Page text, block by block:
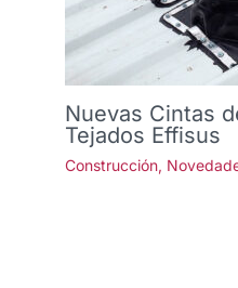
Nuevas Cintas
Tejados Effisus
Construcción,